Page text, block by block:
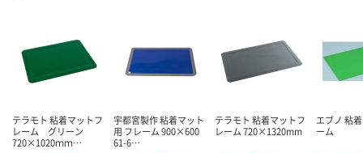
テラモト 粘着マットフ
レーム グリーン
720×1020ｍｍ…
宇都宮製作 粘着マット
用 フレーム 900×600
61-6…
テラモト 粘着マットフ
レーム 720×1320mm
エブノ 粘
ーム